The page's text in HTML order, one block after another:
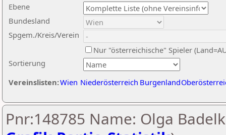
Ebene
Sortierung
Bundesland
Spgem./Kreis/Verein
Nur "österreichische" Spieler
Vereinslisten:Wien Niederösterreich Burgenland
Pnr:148785 Name: Olga